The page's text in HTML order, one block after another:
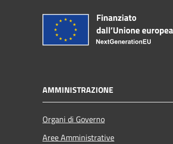
AMMINISTRAZIONE
Organi di Governo
Aree Amministrative